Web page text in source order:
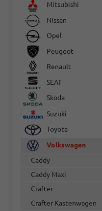
Mitsubishi
Nissan
Opel
Peugeot
Renault
SEAT
Skoda
Suzuki
Toyota
Volkswagen
Caddy
Caddy Maxi
Crafter
Crafter Kastenwagen